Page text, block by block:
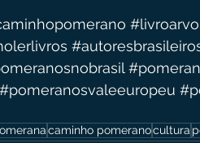
#pomeranosvaleeuropeu
caminho pomeranocultura